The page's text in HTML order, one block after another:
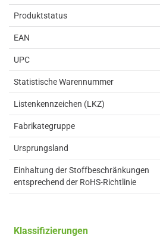
Produktstatus
EAN
UPC
Statistische Warennummer
Listenkennzeichen (LKZ)
Fabrikategruppe
Ursprungsland
Einhaltung der Stoffbeschränkungen
entsprechend der RoHS-Richtlinie
Klassifizierungen